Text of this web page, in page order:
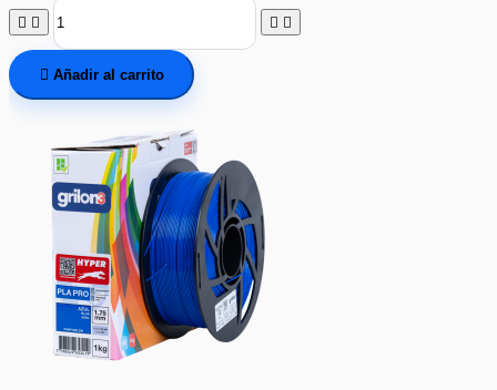
   
 Añadir al carrito